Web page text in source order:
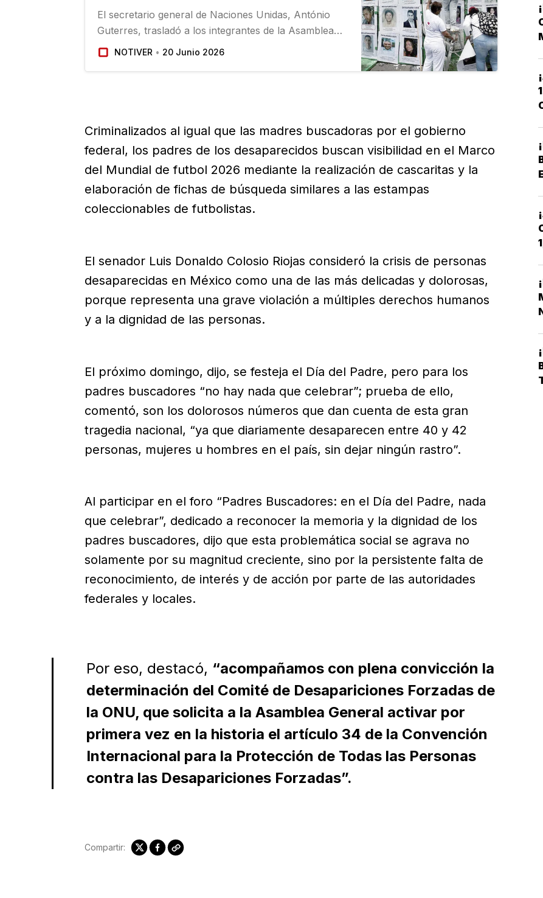
El secretario general de Naciones Unidas, António
Guterres, trasladó a los integrantes de la Asamblea
General la petición del Comité contra la Desaparición
NOTIVER 20 Junio 2026
Criminalizados al igual que las madres buscadoras por el gobierno
federal, los padres de los desaparecidos buscan visibilidad en el Marco
del Mundial de futbol 2026 mediante la realización de cascaritas y la
elaboración de fichas de búsqueda similares a las estampas
coleccionables de futbolistas.
El senador Luis Donaldo Colosio Riojas consideró la crisis de personas
desaparecidas en México como una de las más delicadas y dolorosas,
porque representa una grave violación a múltiples derechos humanos
y a la dignidad de las personas.
El próximo domingo, dijo, se festeja el Día del Padre, pero para los
padres buscadores “no hay nada que celebrar”; prueba de ello,
comentó, son los dolorosos números que dan cuenta de esta gran
tragedia nacional, “ya que diariamente desaparecen entre 40 y 42
personas, mujeres u hombres en el país, sin dejar ningún rastro”.
Al participar en el foro “Padres Buscadores: en el Día del Padre, nada
que celebrar”, dedicado a reconocer la memoria y la dignidad de los
padres buscadores, dijo que esta problemática social se agrava no
solamente por su magnitud creciente, sino por la persistente falta de
reconocimiento, de interés y de acción por parte de las autoridades
federales y locales.
Por eso, destacó, “acompañamos con plena convicción la
determinación del Comité de Desapariciones Forzadas de
la ONU, que solicita a la Asamblea General activar por
primera vez en la historia el artículo 34 de la Convención
Internacional para la Protección de Todas las Personas
contra las Desapariciones Forzadas”.
Compartir: